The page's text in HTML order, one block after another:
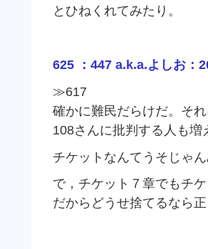
とひねくれてみたり。
625 ：447 a.k.a.よしお：
≫617
確かに難民だらけだ。そ
108さんに批判する人も増
チケットなんてうそじゃ
で，チケット７章でもチ
だからどうせ捨てるなら